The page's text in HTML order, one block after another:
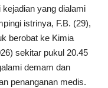
yang dialami
istrinya, F.B. (29),
berobat ke Kimia
sekitar pukul 20.45
demam dan
penanganan medis.